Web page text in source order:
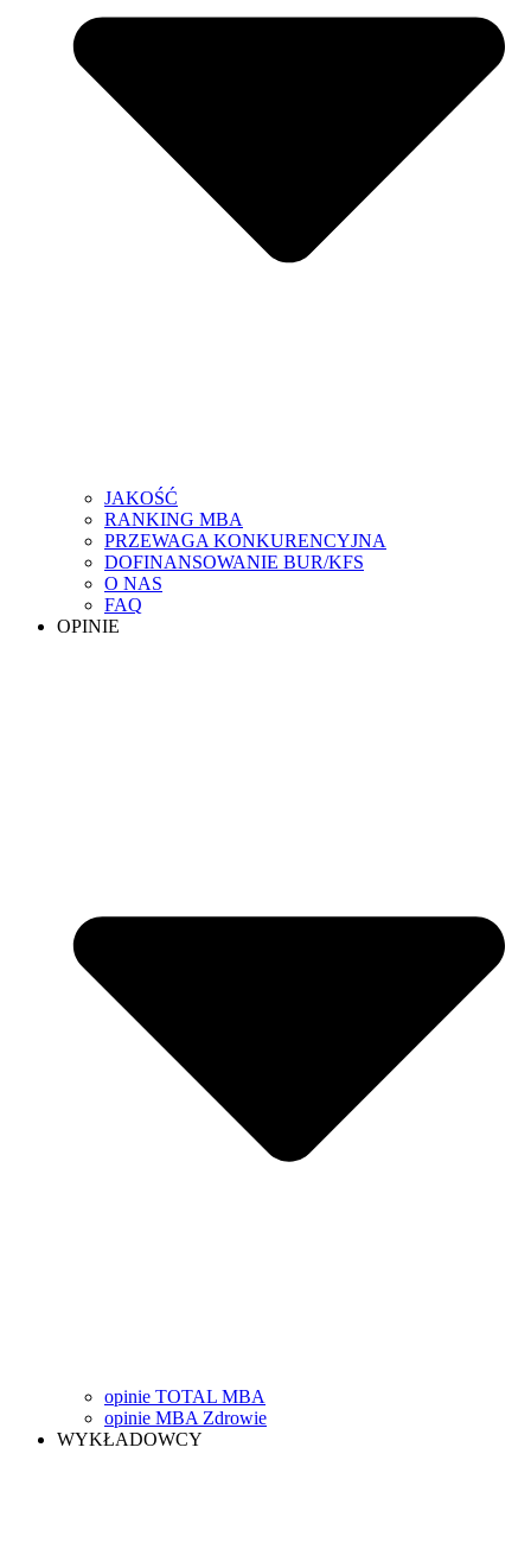
JAKOŚĆ
RANKING MBA
PRZEWAGA KONKURENCYJNA
DOFINANSOWANIE BUR/KFS
O NAS
FAQ
OPINIE
opinie TOTAL MBA
opinie MBA Zdrowie
WYKŁADOWCY